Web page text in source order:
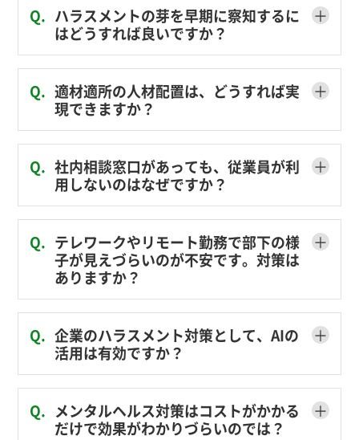
Q. ハラスメントの芽を早期に察知するに
はどうすれば良いですか？
＋
Q. 適材適所の人材配置は、どうすれば実
現できますか？
＋
Q. 社内相談窓口があっても、従業員が利
用しないのはなぜですか？
＋
Q. テレワークやリモート勤務で部下の様
子が見えづらいのが不安です。対策は
ありますか？
＋
Q. 企業のハラスメント対策として、AIの
活用は有効ですか？
＋
Q. メンタルヘルス対策はコストがかかる
だけで効果がわかりづらいのでは？
＋